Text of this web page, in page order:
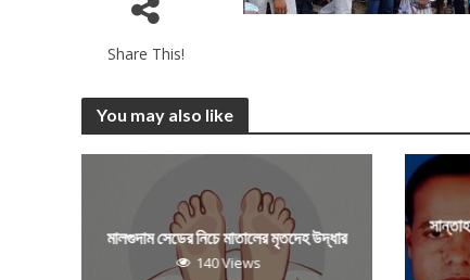
Share This!
You may also like
মালগুদাম সেডের নিচে মাতালের মৃতদেহ উদ্ধার
140 Views